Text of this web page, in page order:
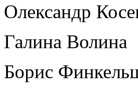
Олександр
Галина Волина
Борис